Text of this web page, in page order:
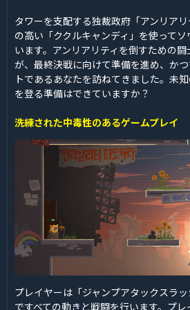
タワーを支配する独裁政府「アンリア
の高い「ククルキャンディ」を使って
います。アンリアリティを倒すための闘
が、最終決戦に向けて準備を進め、か
トであるあなたを訪ねてきました。未
を登る準備はできていますか？
洗練された中毒性のあるゲームプレイ
プレイヤーは「ジャンプアタックスラ
ですべての動きと戦闘を行います。プ